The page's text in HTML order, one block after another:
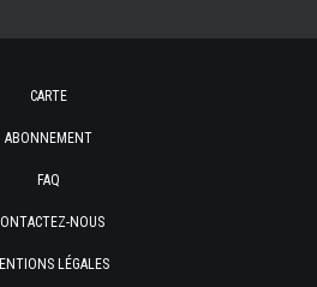
CARTE
ABONNEMENT
FAQ
NOUS
LÉGALES